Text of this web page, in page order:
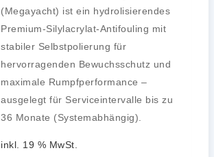
(Megayacht) ist ein hydrolisierendes
Premium-Silylacrylat-Antifouling mit
stabiler Selbstpolierung für
hervorragenden Bewuchsschutz und
maximale Rumpfperformance –
ausgelegt für Serviceintervalle bis zu
36 Monate (Systemabhängig).
inkl. 19 % MwSt.